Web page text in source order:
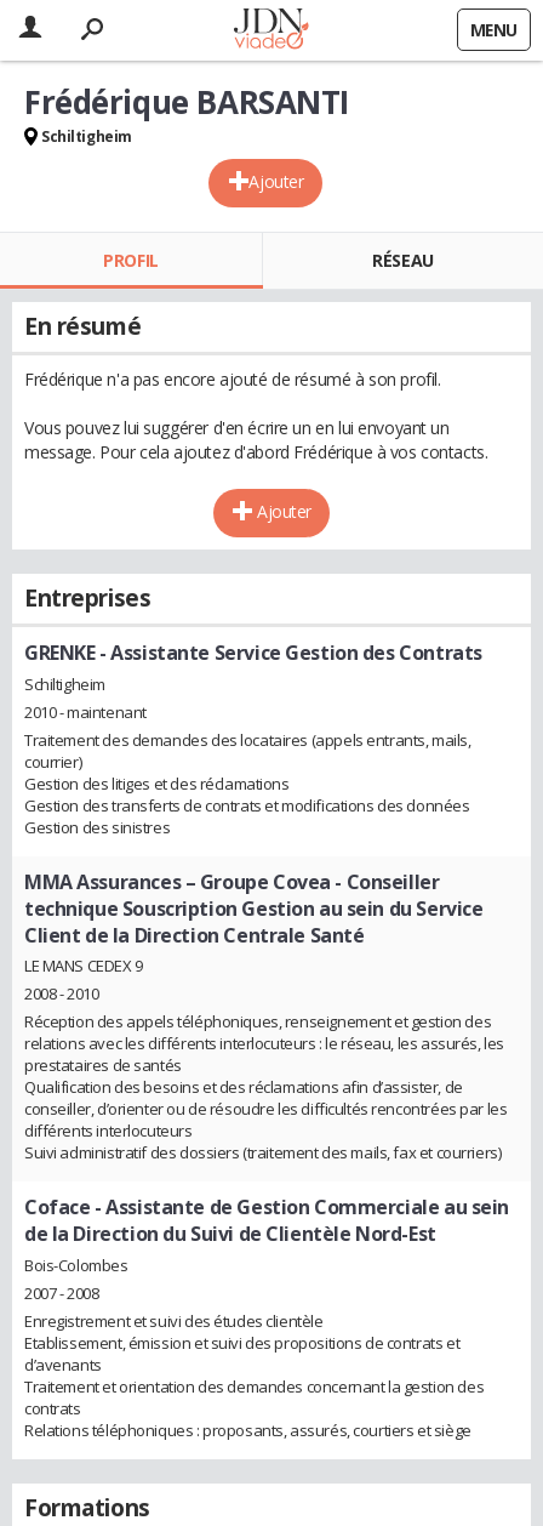
MENU
Ajouter
Frédérique BARSANTI
Schiltigheim
PROFIL RÉSEAU
En résumé
Frédérique n'a pas encore ajouté de résumé à son profil.
Vous pouvez lui suggérer d'en écrire un en lui envoyant un
message. Pour cela ajoutez d'abord Frédérique à vos contacts.
Ajouter
Entreprises
GRENKE- Assistante Service Gestion des Contrats
Schiltigheim
2010 - maintenant
Traitement des demandes des locataires (appels entrants, mails,
courrier)
Gestion des litiges et des réclamations
Gestion des transferts de contrats et modifications des données
Gestion des sinistres
MMA Assurances – Groupe Covea - Conseiller
technique Souscription Gestion au sein du Service
Client de la Direction Centrale Santé
LE MANS CEDEX 9
2008 - 2010
Réception des appels téléphoniques, renseignement et gestion des
relations avec les différents interlocuteurs : le réseau, les assurés, les
prestataires de santés
Qualification des besoins et des réclamations afin d’assister, de
conseiller, d’orienter ou de résoudre les difficultés rencontrées par les
différents interlocuteurs
Suivi administratif des dossiers (traitement des mails, fax et courriers)
Coface - Assistante de Gestion Commerciale au sein
de la Direction du Suivi de Clientèle Nord-Est
Bois-Colombes
2007 - 2008
Enregistrement et suivi des études clientèle
Etablissement, émission et suivi des propositions de contrats et
d’avenants
Traitement et orientation des demandes concernant la gestion des
contrats
Relations téléphoniques : proposants, assurés, courtiers et siège
Formations